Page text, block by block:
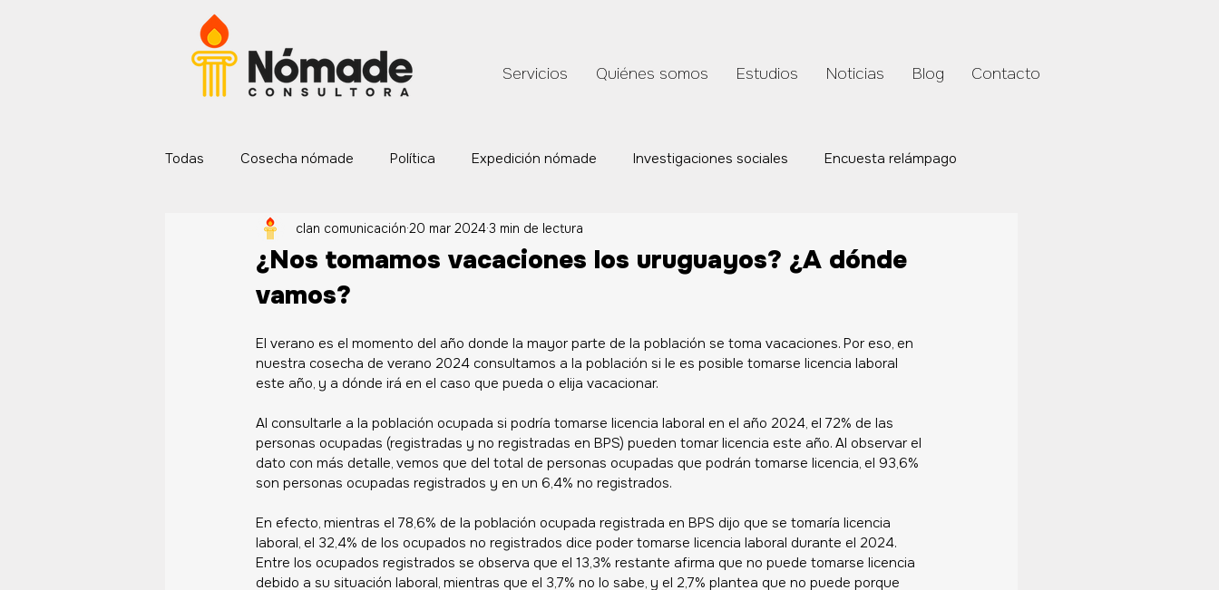
Servicios Quiénes somos Estudios Noticias Blog Contacto
Todas Cosecha nómade Política Expedición nómade Investigaciones sociales Encuesta relámpago
Servicios nómade Exploración Equipo
¿Nos tomamos vacaciones los uruguayos? ¿A dónde
vamos?
clan comunicación 20 mar 20243 min de lectura
El verano es el momento del año donde la mayor parte de la población se toma vacaciones. Por eso, en
nuestra cosecha de verano 2024 consultamos a la población si le es posible tomarse licencia laboral
este año, y a dónde irá en el caso que pueda o elija vacacionar.
Al consultarle a la población ocupada si podría tomarse licencia laboral en el año 2024, el 72% de las
personas ocupadas (registradas y no registradas en BPS) pueden tomar licencia este año. Al observar el
dato con más detalle, vemos que del total de personas ocupadas que podrán tomarse licencia, el 93,6%
son personas ocupadas registrados y en un 6,4% no registrados.
En efecto, mientras el 78,6% de la población ocupada registrada en BPS dijo que se tomaría licencia
laboral, el 32,4% de los ocupados no registrados dice poder tomarse licencia laboral durante el 2024.
Entre los ocupados registrados se observa que el 13,3% restante afirma que no puede tomarse licencia
debido a su situación laboral, mientras que el 3,7% no lo sabe, y el 2,7% plantea que no puede porque